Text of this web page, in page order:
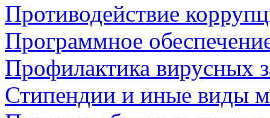
Противодействие
Программное
Профилактика вирусных
Стипендии и иные виды